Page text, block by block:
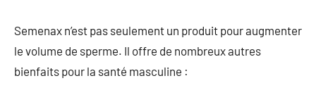
Semenax n’est pas seulement un produit pour augmenter
le volume de sperme. Il offre de nombreux autres
bienfaits pour la santé masculine :